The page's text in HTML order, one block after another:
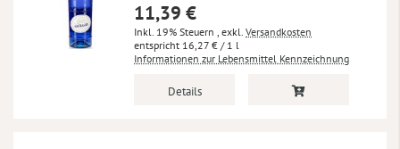
11,39 €
Inkl. 19% Steuern , exkl. Versandkosten
16,27 € / 1 l
Informationen zur Lebensmittel Kennzeichnung
Details